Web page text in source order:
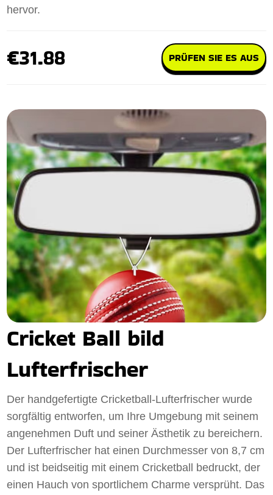
hervor.
€31.88 PRÜFEN SIE ES AUS
Cricket Ball bild
Lufterfrischer
Der handgefertigte Cricketball-Lufterfrischer wurde
sorgfältig entworfen, um Ihre Umgebung mit seinem
angenehmen Duft und seiner Ästhetik zu bereichern.
Der Lufterfrischer hat einen Durchmesser von 8,7 cm
und ist beidseitig mit einem Cricketball bedruckt, der
einen Hauch von sportlichem Charme versprüht. Das